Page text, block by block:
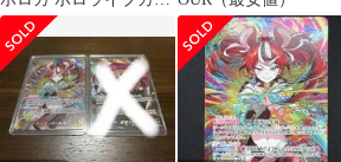
ドゲーム